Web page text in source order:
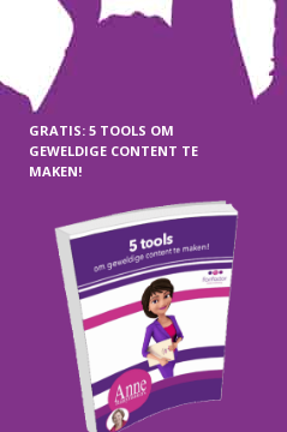
GRATIS: 5 TOOLS OM
GEWELDIGE CONTENT TE
MAKEN!